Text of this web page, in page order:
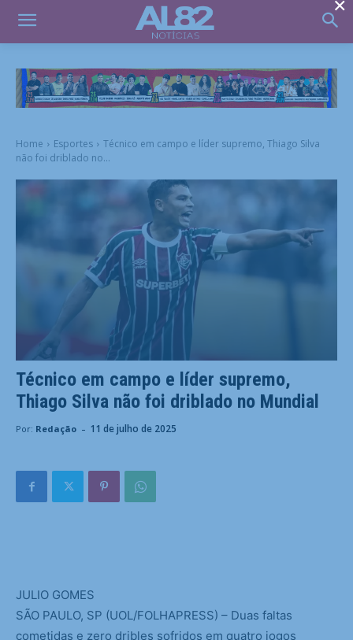
Home Esportes
Técnico em campo e líder supremo, Thiago Silva
não foi driblado no...
Técnico em campo e líder supremo,
Thiago Silva não foi driblado no Mundial
Por: Redação - 11 de julho de 2025
JULIO GOMES
SÃO PAULO, SP (UOL/FOLHAPRESS) – Duas faltas
cometidas e zero dribles sofridos em quatro jogos